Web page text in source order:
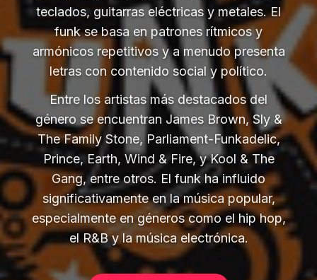
teclados, guitarras eléctricas y metales. El
funk se basa en patrones rítmicos y
armónicos repetitivos y a menudo presenta
letras con contenido social y político.
Entre los artistas más destacados del
género se encuentran James Brown, Sly &
The Family Stone, Parliament-Funkadelic,
Prince, Earth, Wind & Fire, y Kool & The
Gang, entre otros. El funk ha influido
significativamente en la música popular,
especialmente en géneros como el hip hop,
el R&B y la música electrónica.